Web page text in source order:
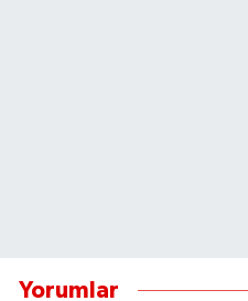
Yorumlar